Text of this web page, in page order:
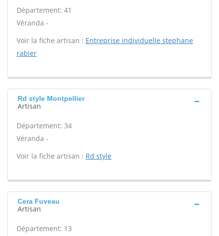
Département: 41
Véranda -
Voir la fiche artisan : Entreprise individuelle stephane
rabier
Rd style Montpellier
Artisan
Département: 34
Véranda -
Voir la fiche artisan : Rd style
Cera Fuveau
Artisan
Département: 13